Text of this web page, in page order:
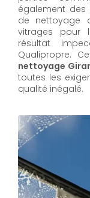
également
de nettoyage
vitrages pour
résultat
Qualipropre.
nettoyage
toutes les
qualité inégalé.